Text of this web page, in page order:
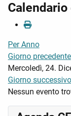
Per Anno
Giorno precedente
Mercoledì, 24.
Giorno successivo
Nessun evento